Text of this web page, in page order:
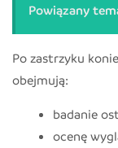
Powiązany
Po zastrzyku
obejmują:
badanie
ocenę